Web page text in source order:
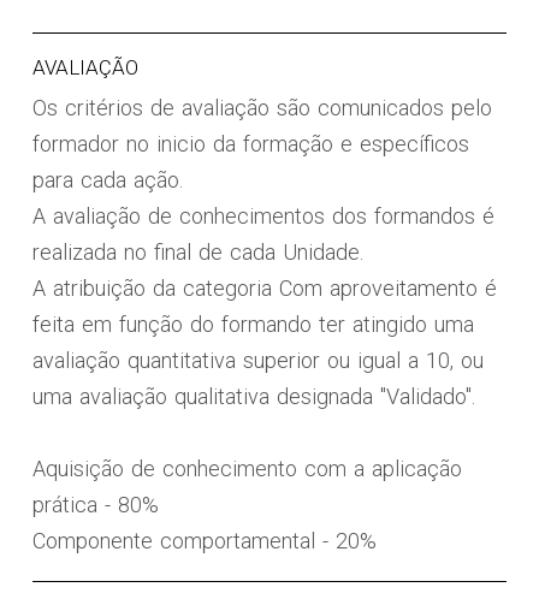
AVALIAÇÃO
Os critérios de avaliação são comunicados pelo
formador no inicio da formação e específicos
para cada ação.
A avaliação de conhecimentos dos formandos é
realizada no final de cada Unidade.
A atribuição da categoria Com aproveitamento é
feita em função do formando ter atingido uma
avaliação quantitativa superior ou igual a 10, ou
uma avaliação qualitativa designada "Validado".
Aquisição de conhecimento com a aplicação
prática - 80%
Componente comportamental - 20%